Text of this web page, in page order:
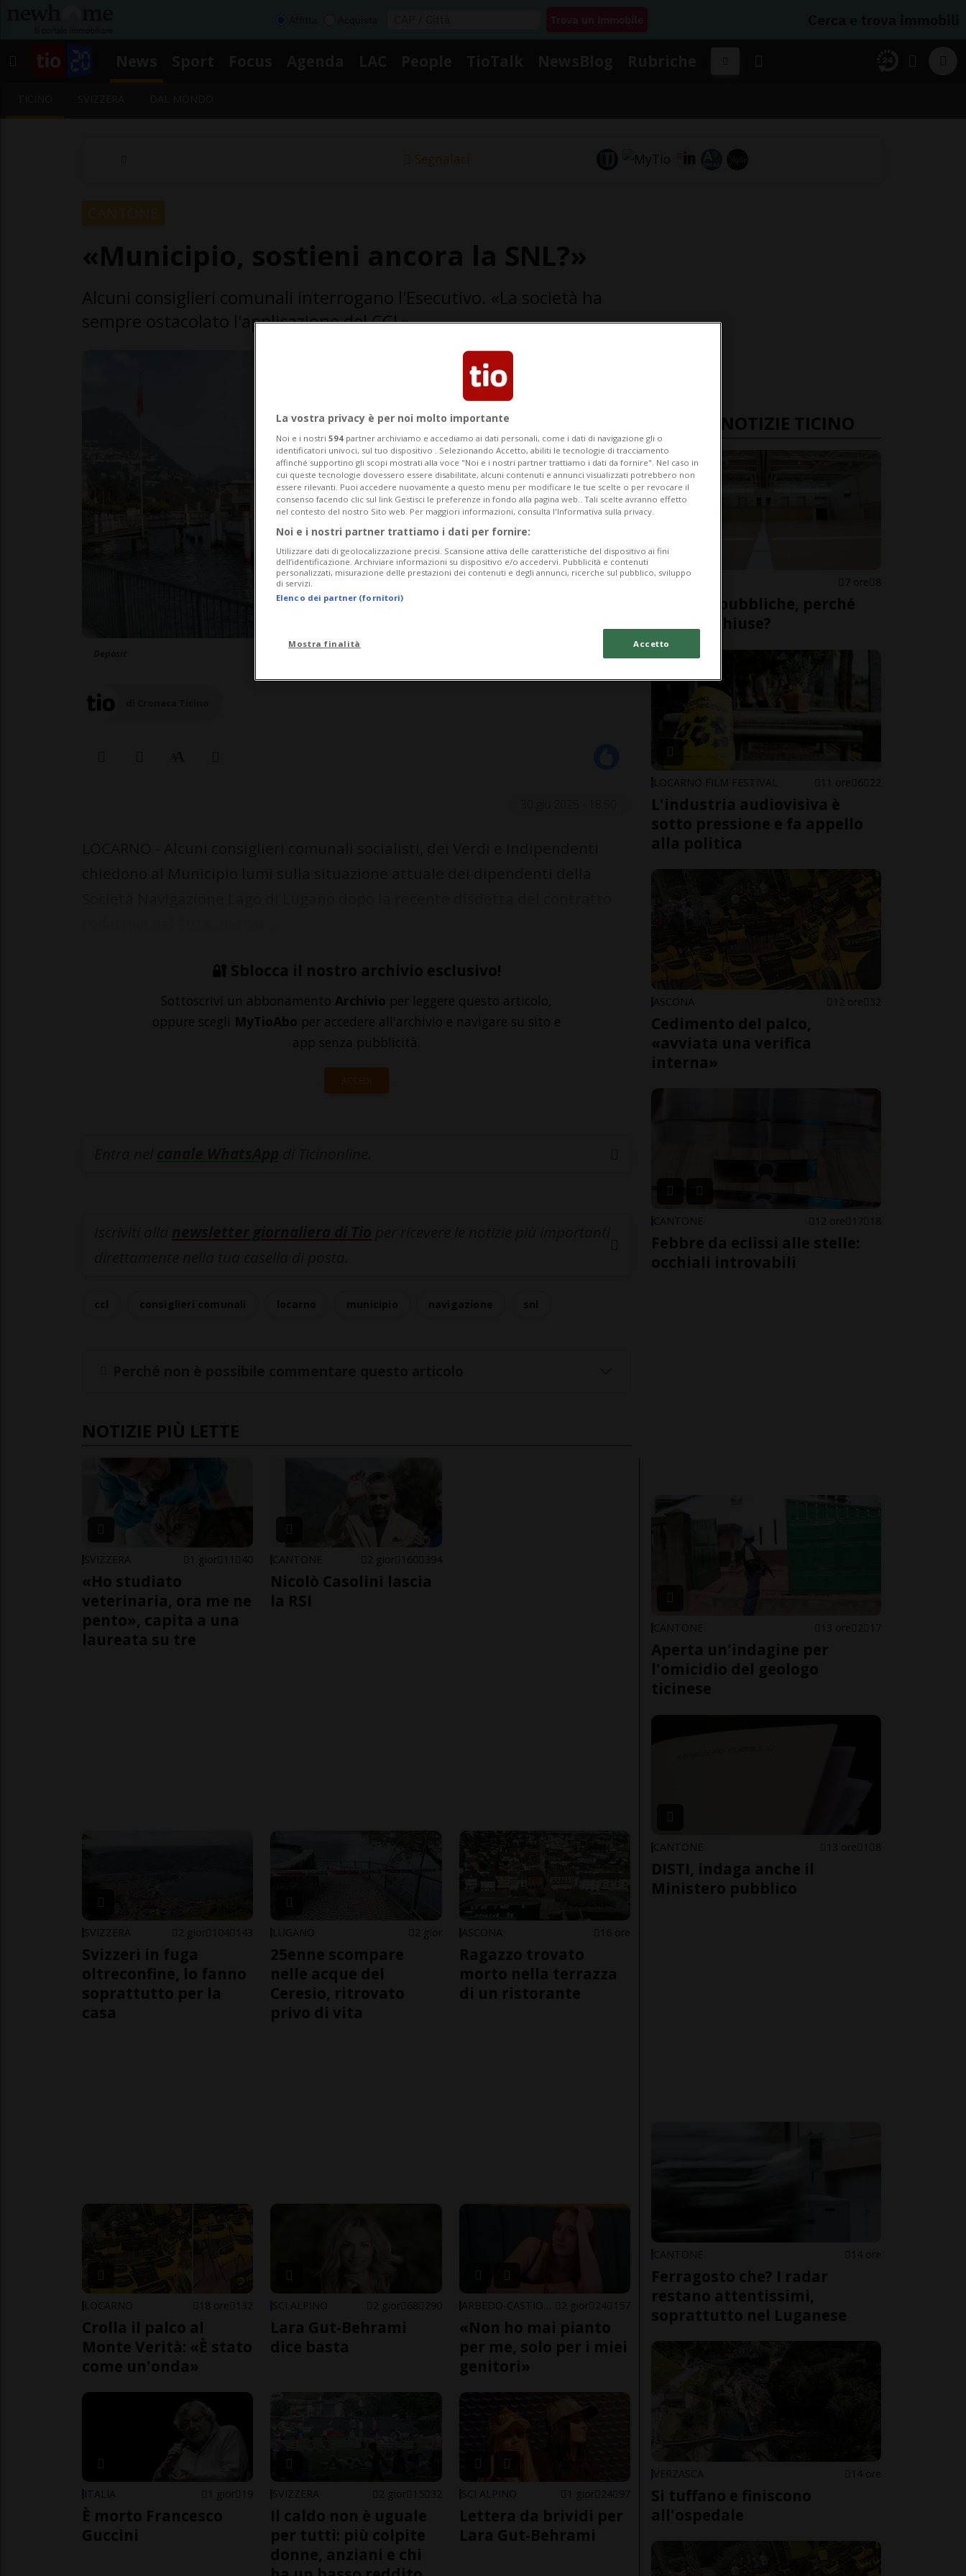
Segnalaci
sempre ostacolato l'applicazione del CCL»
🔐 Sblocca il nostro archivio esclusivo!
Sottoscrivi un abbonamento Archivio per leggere questo articolo,
oppure scegli MyTioAbo per accedere all'archivio e navigare su sito e
app senza pubblicità.
ACCEDI
NOTIZIE PIÙ LETTE
SVIZZERA 1 gior 11 40
«Ho studiato
veterinaria, ora me ne
pento», capita a una
laureata su tre
CANTONE 2 gior 160 394
Nicolò Casolini lascia
la RSI
SVIZZERA 2 gior 104 143
Svizzeri in fuga
oltreconfine, lo fanno
soprattutto per la
casa
LUGANO 2 gior
25enne scompare
nelle acque del
Ceresio, ritrovato
privo di vita
ASCONA 16 ore
Ragazzo trovato
morto nella terrazza
di un ristorante
LOCARNO 18 ore 132
Crolla il palco al
Monte Verità: «È stato
come un'onda»
SCI ALPINO 2 gior 68 290
Lara Gut-Behrami
dice basta
2 gior 24 157
«Non ho mai pianto
per me, solo per i miei
genitori»
ITALIA 1 gior 19
È morto Francesco
Guccini
SVIZZERA 2 gior 15 32
Il caldo non è uguale
per tutti: più colpite
donne, anziani e chi
SCI ALPINO 1 gior 24 97
Lettera da brividi per
Lara Gut-Behrami
ULTIME NOTIZIE TICINO
CANTONE 7 ore 8
Palestre pubbliche, perché
restano chiuse?
LOCARNO FILM FESTIVAL 11 ore 6 22
L'industria audiovisiva è
sotto pressione e fa appello
alla politica
ASCONA 12 ore 32
Cedimento del palco,
«avviata una verifica
interna»
CANTONE 12 ore 17 18
Febbre da eclissi alle stelle:
occhiali introvabili
CANTONE 13 ore 2 17
Aperta un'indagine per
l'omicidio del geologo
ticinese
CANTONE 13 ore 1 8
DISTI, indaga anche il
Ministero pubblico
CANTONE 14 ore
Ferragosto che? I radar
restano attentissimi,
soprattutto nel Luganese
VERZASCA 14 ore
Si tuffano e finiscono
all'ospedale
La vostra privacy è per noi molto importante
Noi e i nostri 594 partner archiviamo e accediamo ai dati personali, come i dati di navigazione gli o
identificatori univoci, sul tuo dispositivo . Selezionando Accetto, abiliti le tecnologie di tracciamento
affinché supportino gli scopi mostrati alla voce "Noi e i nostri partner trattiamo i dati da fornire". Nel caso in
cui queste tecnologie dovessero essere disabilitate, alcuni contenuti e annunci visualizzati potrebbero non
essere rilevanti. Puoi accedere nuovamente a questo menu per modificare le tue scelte o per revocare il
consenso facendo clic sul link Gestisci le preferenze in fondo alla pagina web.. Tali scelte avranno effetto
nel contesto del nostro Sito web. Per maggiori informazioni, consulta l'Informativa sulla privacy.
Noi e i nostri partner trattiamo i dati per fornire:
Utilizzare dati di geolocalizzazione precisi. Scansione attiva delle caratteristiche del dispositivo ai fini
dell’identificazione. Archiviare informazioni su dispositivo e/o accedervi. Pubblicità e contenuti
personalizzati, misurazione delle prestazioni dei contenuti e degli annunci, ricerche sul pubblico, sviluppo
di servizi.
Elenco dei partner (fornitori)
Mostra finalità Accetto